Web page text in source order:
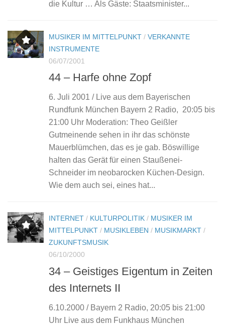
die Kultur … Als Gäste: Staatsminister...
MUSIKER IM MITTELPUNKT / VERKANNTE
INSTRUMENTE
06/07/2001
44 – Harfe ohne Zopf
6. Juli 2001 / Live aus dem Bayerischen
Rundfunk München Bayern 2 Radio, 20:05 bis
21:00 Uhr Moderation: Theo Geißler
Gutmeinende sehen in ihr das schönste
Mauerblümchen, das es je gab. Böswillige
halten das Gerät für einen Staußenei-
Schneider im neobarocken Küchen-Design.
Wie dem auch sei, eines hat...
INTERNET / KULTURPOLITIK / MUSIKER IM
MITTELPUNKT / MUSIKLEBEN / MUSIKMARKT /
ZUKUNFTSMUSIK
06/10/2000
34 – Geistiges Eigentum in Zeiten
des Internets II
6.10.2000 / Bayern 2 Radio, 20:05 bis 21:00
Uhr Live aus dem Funkhaus München